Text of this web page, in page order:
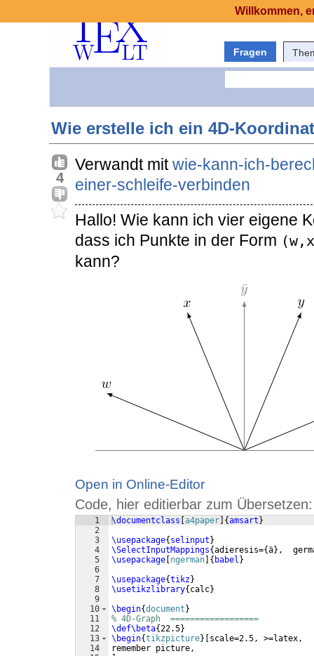
Fragen
Wie erstelle ich ein 4D-
4
Verwandt mitwie-kann-ich-
einer-schleife-verbinden
Hallo! Wie kann ich vier eigene
dass ich Punkte in der Form
kann?
Open in Online-Editor
Code, hier editierbar zum Übersetzen:
1
2
3
4
5
6
7
8
9
10
11
12
13
14
\documentclass [a4paper] {amsart}
\usepackage{selinput}
\SelectInputMappings{adieresis={ä} ,
\usepackage [ngerman] { babel }
\usepackage{tikz}
\usetikzlibrary{calc}
\begin{document}
% 4D-Graph  ==================
\def\beta{22.5}
\begin{tikzpicture} [scale=2.5, >=latex,
remember picture,
Willkommen,